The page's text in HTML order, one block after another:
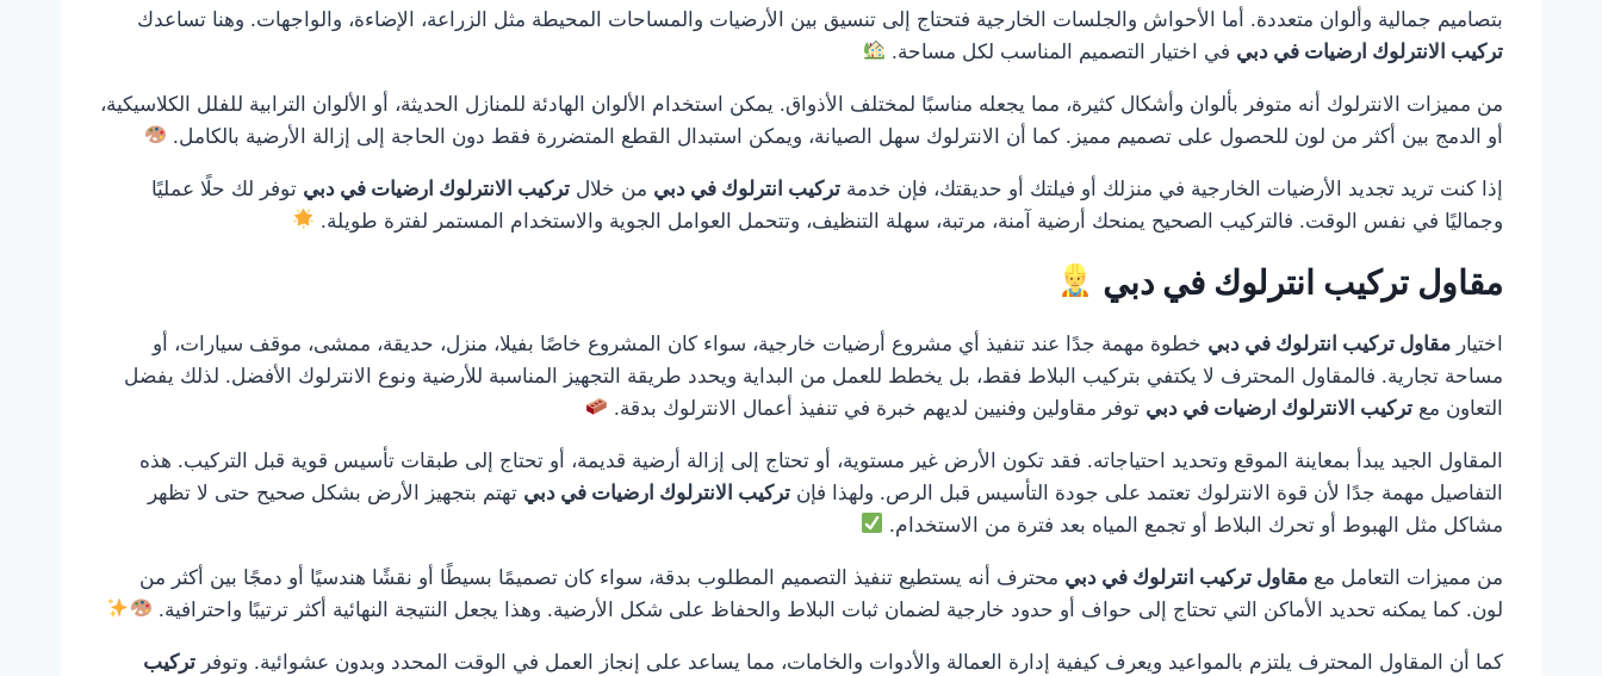
بتصاميم جمالية وألوان متعددة. أما الأحواش والجلسات الخارجية فتحتاج إلى تنسيق بين الأرضيات والمساحات المحيطة مثل الزراعة، الإضاءة، والواجهات. وهنا تساعدك
تركيب الانترلوك ارضيات في دبي في اختيار التصميم المناسب لكل مساحة.
من مميزات الانترلوك أنه متوفر بألوان وأشكال كثيرة، مما يجعله مناسبًا لمختلف الأذواق. يمكن استخدام الألوان الهادئة للمنازل الحديثة، أو الألوان الترابية للفلل الكلاسيكية،
أو الدمج بين أكثر من لون للحصول على تصميم مميز. كما أن الانترلوك سهل الصيانة، ويمكن استبدال القطع المتضررة فقط دون الحاجة إلى إزالة الأرضية بالكامل.
إذا كنت تريد تجديد الأرضيات الخارجية في منزلك أو فيلتك أو حديقتك، فإن خدمة تركيب انترلوك في دبي من خلال تركيب الانترلوك ارضيات في دبي توفر لك حلًا عمليًا
وجماليًا في نفس الوقت. فالتركيب الصحيح يمنحك أرضية آمنة، مرتبة، سهلة التنظيف، وتتحمل العوامل الجوية والاستخدام المستمر لفترة طويلة.
مقاول تركيب انترلوك في دبي
اختيار مقاول تركيب انترلوك في دبي خطوة مهمة جدًا عند تنفيذ أي مشروع أرضيات خارجية، سواء كان المشروع خاصًا بفيلا، منزل، حديقة، ممشى، موقف سيارات، أو
مساحة تجارية. فالمقاول المحترف لا يكتفي بتركيب البلاط فقط، بل يخطط للعمل من البداية ويحدد طريقة التجهيز المناسبة للأرضية ونوع الانترلوك الأفضل. لذلك يفضل
التعاون مع تركيب الانترلوك ارضيات في دبي توفر مقاولين وفنيين لديهم خبرة في تنفيذ أعمال الانترلوك بدقة.
المقاول الجيد يبدأ بمعاينة الموقع وتحديد احتياجاته. فقد تكون الأرض غير مستوية، أو تحتاج إلى إزالة أرضية قديمة، أو تحتاج إلى طبقات تأسيس قوية قبل التركيب. هذه
التفاصيل مهمة جدًا لأن قوة الانترلوك تعتمد على جودة التأسيس قبل الرص. ولهذا فإن تركيب الانترلوك ارضيات في دبي تهتم بتجهيز الأرض بشكل صحيح حتى لا تظهر
مشاكل مثل الهبوط أو تحرك البلاط أو تجمع المياه بعد فترة من الاستخدام.
من مميزات التعامل مع مقاول تركيب انترلوك في دبي محترف أنه يستطيع تنفيذ التصميم المطلوب بدقة، سواء كان تصميمًا بسيطًا أو نقشًا هندسيًا أو دمجًا بين أكثر من
لون. كما يمكنه تحديد الأماكن التي تحتاج إلى حواف أو حدود خارجية لضمان ثبات البلاط والحفاظ على شكل الأرضية. وهذا يجعل النتيجة النهائية أكثر ترتيبًا واحترافية.
كما أن المقاول المحترف يلتزم بالمواعيد ويعرف كيفية إدارة العمالة والأدوات والخامات، مما يساعد على إنجاز العمل في الوقت المحدد وبدون عشوائية. وتوفر تركيب